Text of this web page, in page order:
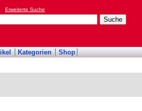
Erweiterte Suche
Kategorien Shop